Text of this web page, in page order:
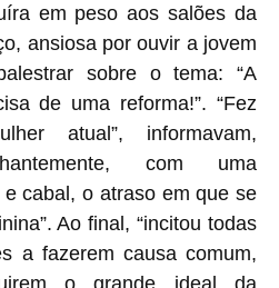
em peso aos salões da
ansiosa por ouvir a jovem
sobre o tema: “A
de uma reforma!”. “Fez
atual”, informavam,
com uma
cabal, o atraso em que se
Ao final, “incitou todas
a fazerem causa comum,
o grande ideal da